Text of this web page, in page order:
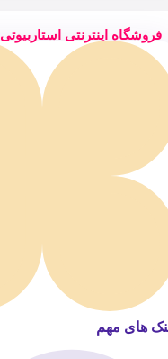
فروشگاه اینترنتی استاربیوتی
های مهم